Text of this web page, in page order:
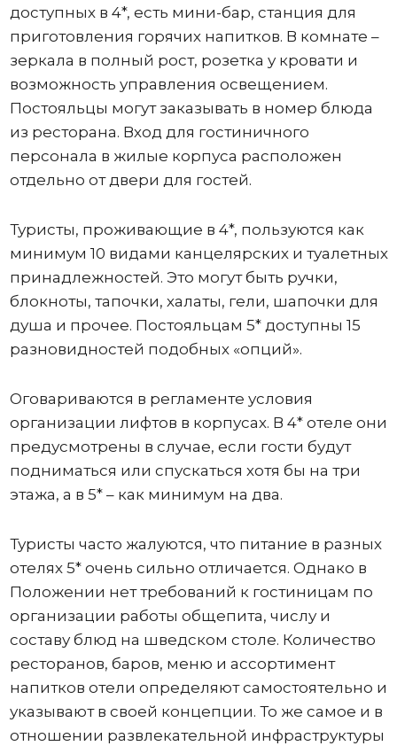
доступных в 4*, есть мини-бар, станция для
приготовления горячих напитков. В комнате –
зеркала в полный рост, розетка у кровати и
возможность управления освещением.
Постояльцы могут заказывать в номер блюда
из ресторана. Вход для гостиничного
персонала в жилые корпуса расположен
отдельно от двери для гостей.
Туристы, проживающие в 4*, пользуются как
минимум 10 видами канцелярских и туалетных
принадлежностей. Это могут быть ручки,
блокноты, тапочки, халаты, гели, шапочки для
душа и прочее. Постояльцам 5* доступны 15
разновидностей подобных «опций».
Оговариваются в регламенте условия
организации лифтов в корпусах. В 4* отеле они
предусмотрены в случае, если гости будут
подниматься или спускаться хотя бы на три
этажа, а в 5* – как минимум на два.
Туристы часто жалуются, что питание в разных
отелях 5* очень сильно отличается. Однако в
Положении нет требований к гостиницам по
организации работы общепита, числу и
составу блюд на шведском столе. Количество
ресторанов, баров, меню и ассортимент
напитков отели определяют самостоятельно и
указывают в своей концепции. То же самое и в
отношении развлекательной инфраструктуры